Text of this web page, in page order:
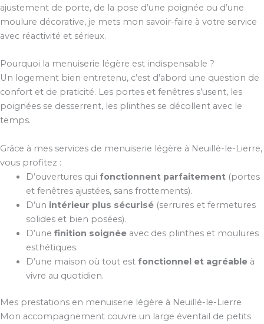
ajustement de porte, de la pose d’une poignée ou d’une
moulure décorative, je mets mon savoir-faire à votre service
avec réactivité et sérieux.
Pourquoi la menuiserie légère est indispensable ?
Un logement bien entretenu, c’est d’abord une question de
confort et de praticité. Les portes et fenêtres s’usent, les
poignées se desserrent, les plinthes se décollent avec le
temps.
Grâce à mes services de menuiserie légère à Neuillé-le-Lierre,
vous profitez :
D’ouvertures qui fonctionnent parfaitement(portes
et fenêtres ajustées, sans frottements).
D’un intérieur plus sécurisé(serrures et fermetures
solides et bien posées).
D’une finition soignéeavec des plinthes et moulures
esthétiques.
D’une maison où tout est fonctionnel et agréableà
vivre au quotidien.
Mes prestations en menuiserie légère à Neuillé-le-Lierre
Mon accompagnement couvre un large éventail de petits